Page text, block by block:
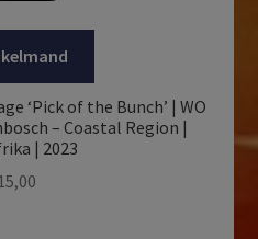
‘Pick of the Bunch’ | WO
– Coastal Region |
| 2023